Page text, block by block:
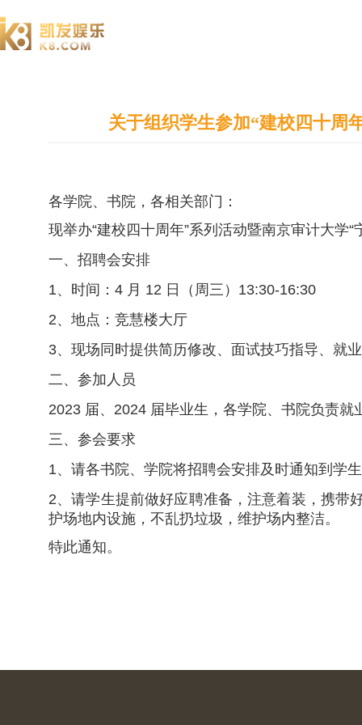
关于组织学生参加“建校四十周
各学院、书院，各相关部门：
现举办“建校四十周年”系列活动暨南京审计大学“
一、招聘会安排
1、时间：4 月 12 日（周三）13:30-16:30
2、地点：竞慧楼大厅
3、现场同时提供简历修改、面试技巧指导、就
二、参加人员
2023 届、2024 届毕业生，各学院、书院负责就
三、参会要求
1、请各书院、学院将招聘会安排及时通知到学
2、请学生提前做好应聘准备，注意着装，携带
护场地内设施，不乱扔垃圾，维护场内整洁。
特此通知。